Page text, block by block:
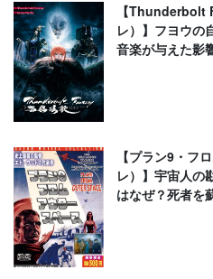
【Thunderbolt
レ）】フヨウの
音楽が与えた影
【プラン9・フ
レ）】宇宙人の
はなぜ？死者を